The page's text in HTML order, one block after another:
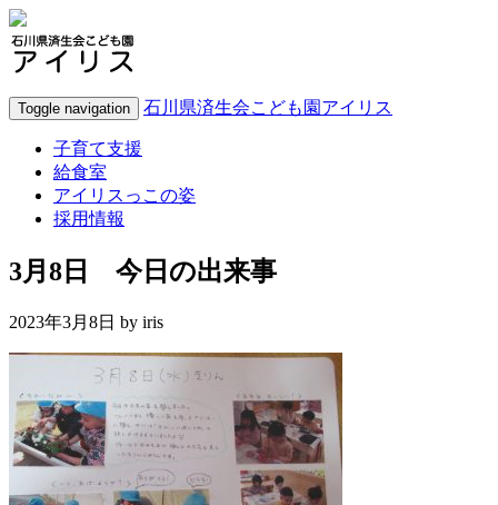
Toggle navigation 石川県済生会こども園アイリス
子育て支援
給食室
アイリスっこの姿
採用情報
3月8日 今日の出来事
2023年3月8日 by iris